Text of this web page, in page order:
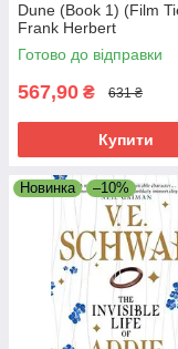
Dune (Book 1) (Film
Frank Herbert
Готово до відправки
567,90 ₴ 631 ₴
Купити
Новинка –10%